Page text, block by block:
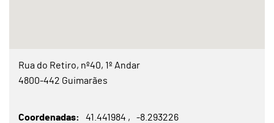
Rua do Retiro, nº40, 1º Andar
4800-442 Guimarães
Coordenadas 41.441984 -8.293226